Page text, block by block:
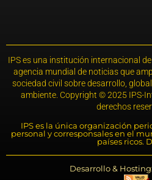
IPS es una institución internacional
agencia mundial de noticias que
sociedad civil sobre desarrollo,
ambiente. Copyright © 2025 IPS-
derechos
IPS es la única organización
personal y corresponsales en el
países ricos.
Desarrollo &